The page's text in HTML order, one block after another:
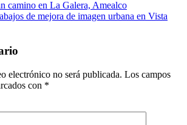
camino en La Galera, Amealco
de mejora de imagen urbana en Vista
electrónico no será publicada. Los campos
con *